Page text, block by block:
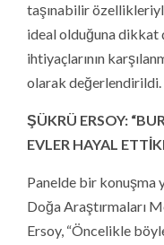
taşınabilir
ideal olduğuna dikkat
ihtiyaçlarının
olarak değerlendirildi.
ŞÜKRÜ ERSOY:
EVLER HAYAL
Panelde bir konuşma
Doğa Araştırmaları
Ersoy, “Öncelikle